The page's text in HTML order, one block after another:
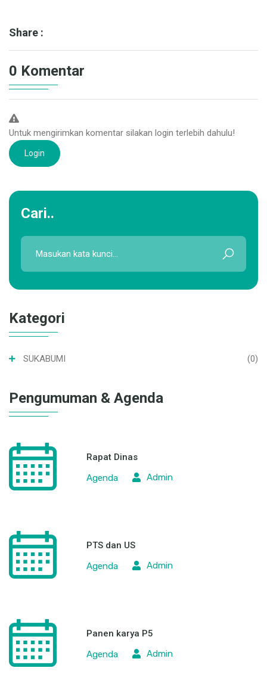
Share :
0 Komentar
Untuk mengirimkan komentar silakan login terlebih dahulu!
Login
Cari..
Kategori
SUKABUMI (0)
Pengumuman & Agenda
Rapat Dinas
Agenda
Admin
PTS dan US
Agenda
Admin
Panen karya P5
Agenda
Admin